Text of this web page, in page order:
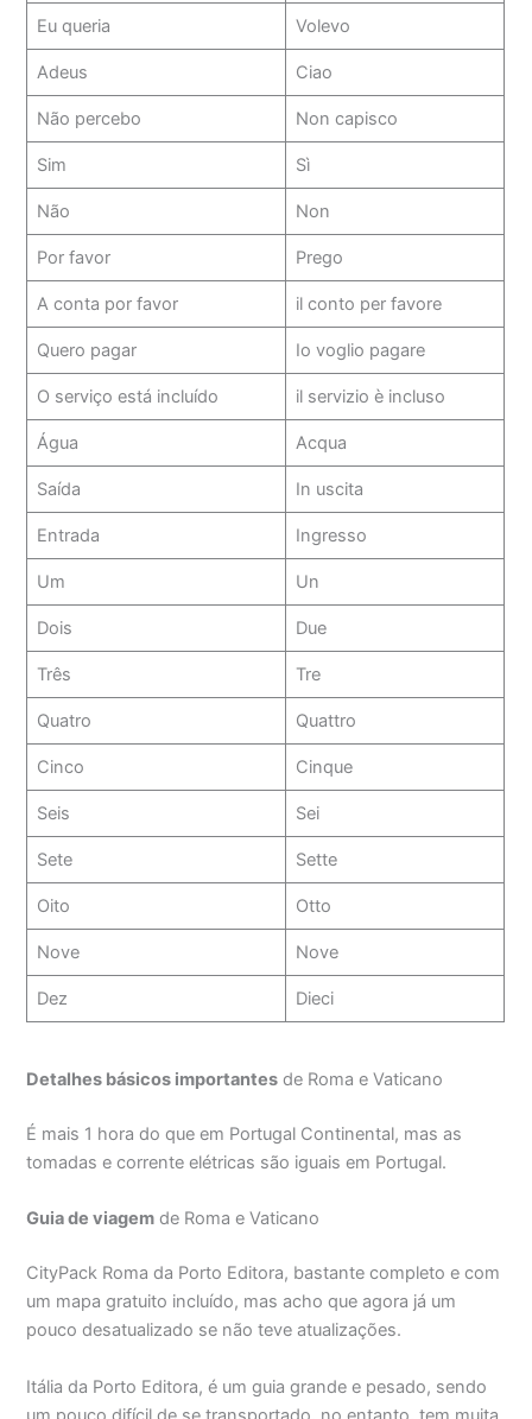
Eu queria Volevo
Adeus Ciao
Não percebo Non capisco
Sim Sì
Não Non
Por favor Prego
A conta por favor il conto per favore
Quero pagar Io voglio pagare
O serviço está incluído il servizio è incluso
Água Acqua
Saída In uscita
Entrada Ingresso
Um Un
Dois Due
Três Tre
Quatro Quattro
Cinco Cinque
Seis Sei
Sete Sette
Oito Otto
Nove Nove
Dez Dieci
Detalhes básicos importantes de Roma e Vaticano
É mais 1 hora do que em Portugal Continental, mas as
tomadas e corrente elétricas são iguais em Portugal.
Guia de viagem de Roma e Vaticano
CityPack Roma da Porto Editora, bastante completo e com
um mapa gratuito incluído, mas acho que agora já um
pouco desatualizado se não teve atualizações.
Itália da Porto Editora, é um guia grande e pesado, sendo